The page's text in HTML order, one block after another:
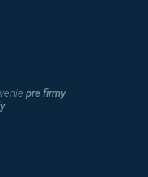
pre firmy